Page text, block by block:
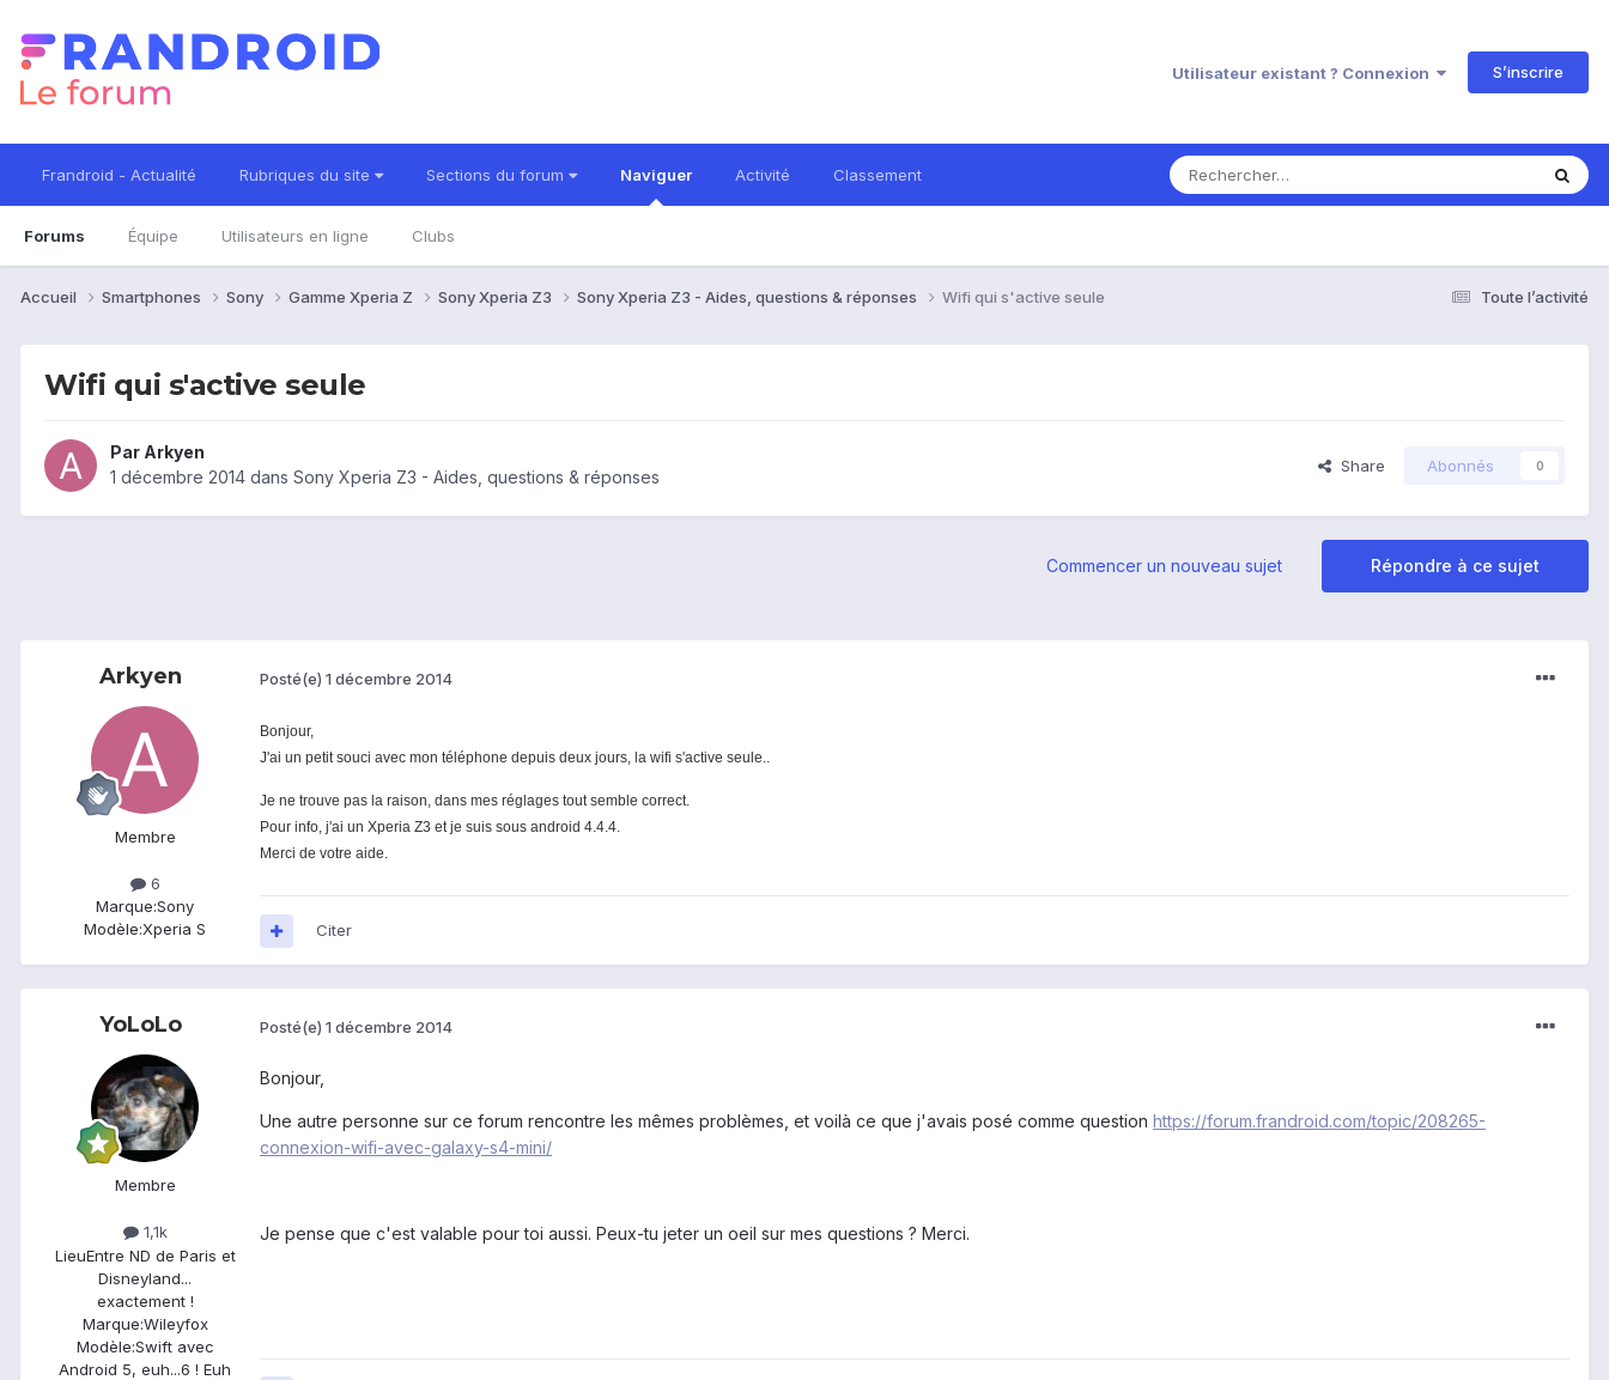
Utilisateur existant ? Connexion S’inscrire
Frandroid - Actualité Rubriques du site Sections du forum Naviguer
Forums Équipe Utilisateurs en ligne Clubs
Activité Classement
Toute l’activité
Accueil Smartphones Sony Gamme Xperia Z Sony Xperia Z3 Sony Xperia Z3 - Aides, questions & réponses Wifi qui s'active seule
Wifi qui s'active seule
Par Arkyen
1 décembre 2014 dans Sony Xperia Z3 - Aides, questions & réponses
Share Abonnés 0
Répondre à ce sujet
Commencer un nouveau sujet
Arkyen
Membre
6
Marque:Sony
Modèle:Xperia S
Posté(e) 1 décembre 2014
Bonjour,
J'ai un petit souci avec mon téléphone depuis deux jours, la wifi s'active seule..
Je ne trouve pas la raison, dans mes réglages tout semble correct.
Pour info, j'ai un Xperia Z3 et je suis sous android 4.4.4.
Merci de votre aide.
Citer
YoLoLo
Membre
1,1k
LieuEntre ND de Paris et
Disneyland...
exactement !
Marque:Wileyfox
Modèle:Swift avec
Android 5, euh...6 ! Euh
Posté(e) 1 décembre 2014
Bonjour,
Une autre personne sur ce forum rencontre les mêmes problèmes, et voilà ce que j'avais posé comme question https://forum.frandroid.com/topic/208265-
connexion-wifi-avec-galaxy-s4-mini/
Je pense que c'est valable pour toi aussi. Peux-tu jeter un oeil sur mes questions ? Merci.